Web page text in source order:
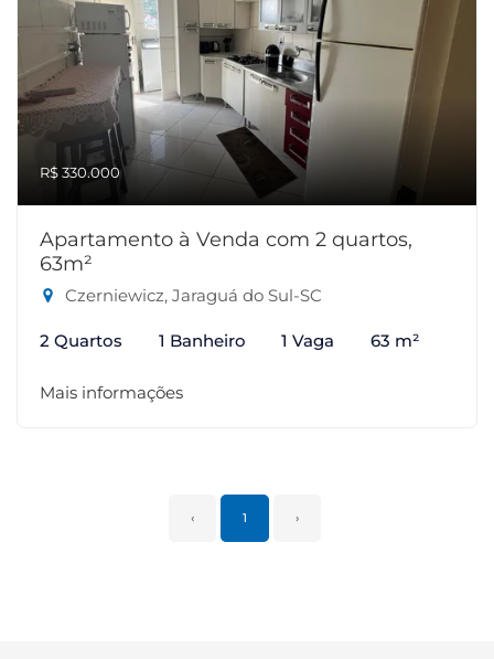
R$ 330.000
Apartamento à Venda com 2 quartos,
63m²
Czerniewicz, Jaraguá do Sul-SC
2 Quartos 1 Banheiro 1 Vaga 63 m²
Mais informações
‹ 1 ›